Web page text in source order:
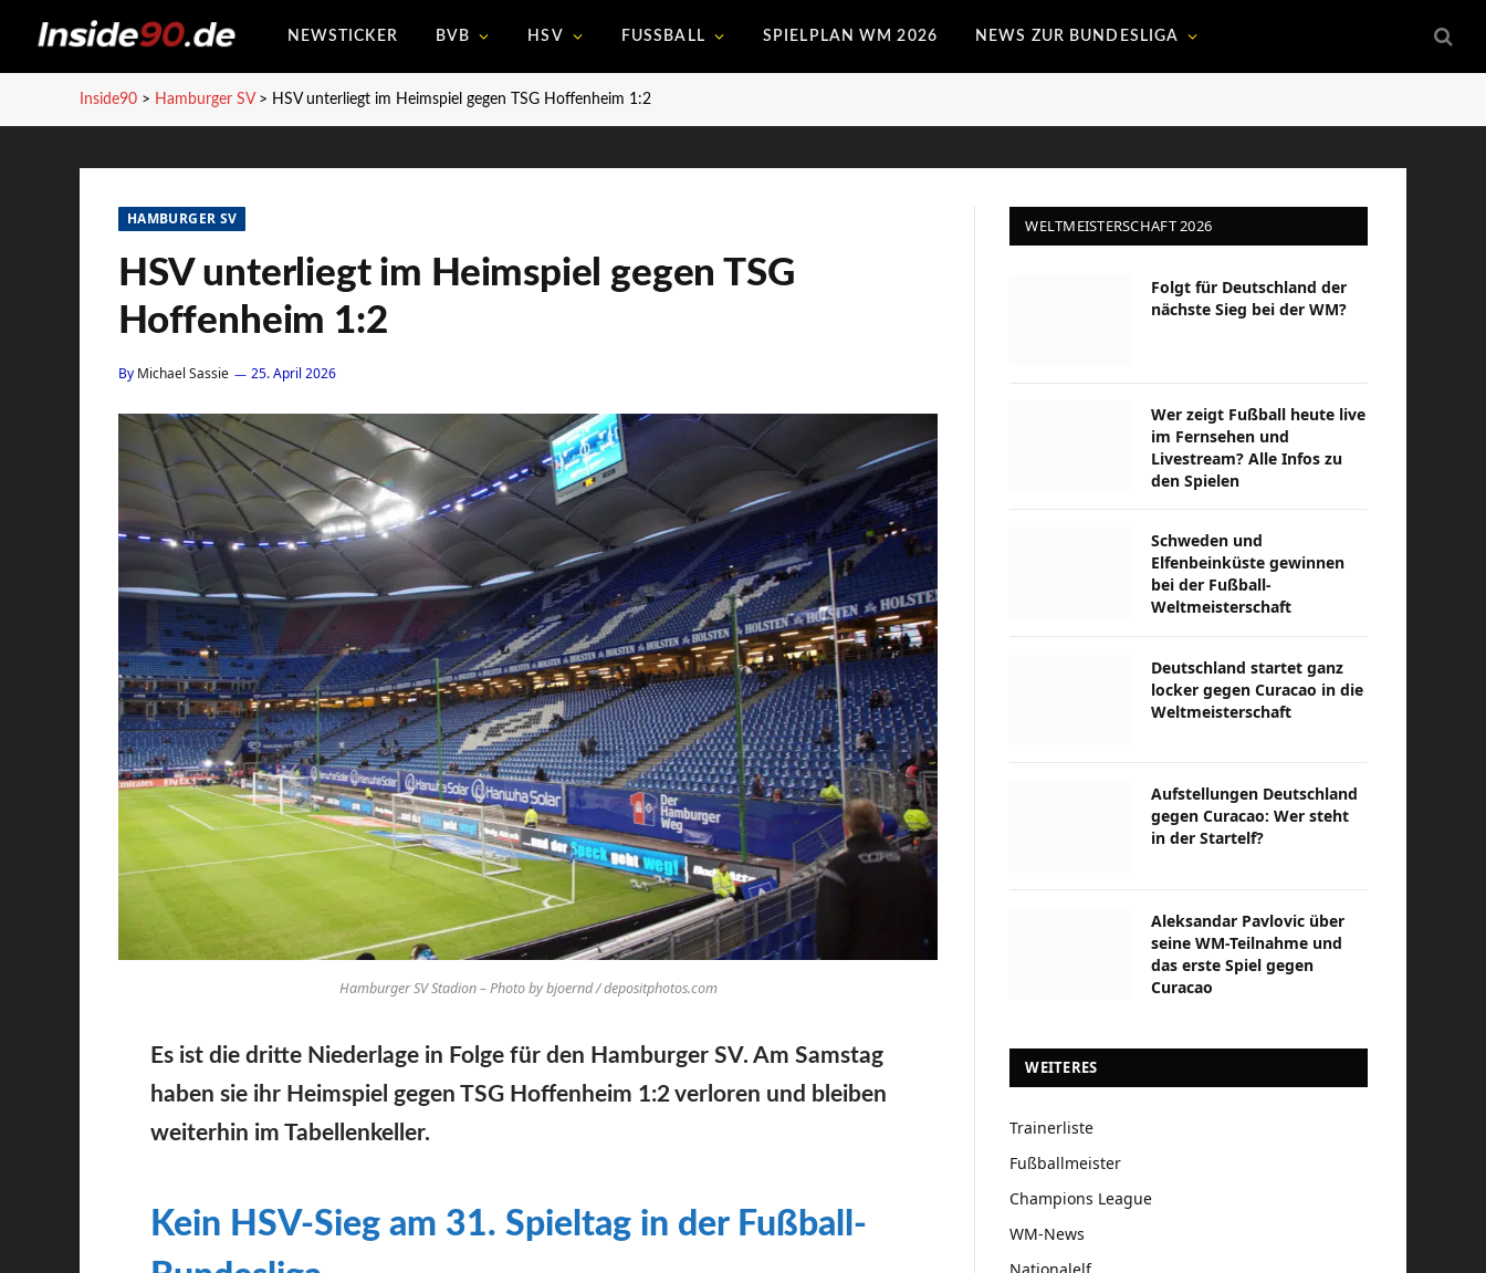
NEWSTICKER BVB HSV FUSSBALL SPIELPLAN WM 2026 NEWS ZUR BUNDESLIGA
Inside90 > Hamburger SV> HSV unterliegt im Heimspiel gegen TSG Hoffenheim 1:2
HAMBURGER SV
HSV unterliegt im Heimspiel gegen TSG
Hoffenheim 1:2
By Michael Sassie 25. April 2026
Hamburger SV Stadion – Photo by bjoernd / depositphotos.com
Es ist die dritte Niederlage in Folge für den Hamburger SV. Am Samstag
haben sie ihr Heimspiel gegen TSG Hoffenheim 1:2 verloren und bleiben
weiterhin im Tabellenkeller.
Kein HSV-Sieg am 31. Spieltag in der Fußball-
WELTMEISTERSCHAFT 2026
Folgt für Deutschland der
nächste Sieg bei der WM?
Wer zeigt Fußball heute live
im Fernsehen und
Livestream? Alle Infos zu
den Spielen
Schweden und
Elfenbeinküste gewinnen
bei der Fußball-
Weltmeisterschaft
Deutschland startet ganz
locker gegen Curacao in die
Weltmeisterschaft
Aufstellungen Deutschland
gegen Curacao: Wer steht
in der Startelf?
Aleksandar Pavlovic über
seine WM-Teilnahme und
das erste Spiel gegen
Curacao
WEITERES
Trainerliste
Fußballmeister
Champions League
WM-News